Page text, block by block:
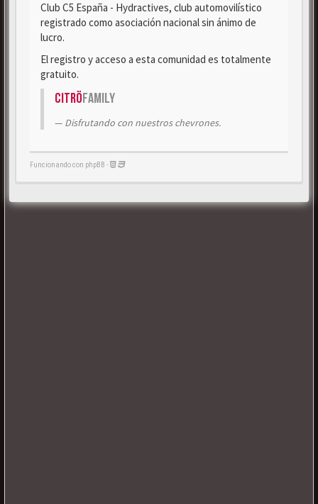
Club C5 España - Hydractives, club automovilístico
registrado como asociación nacional sin ánimo de
lucro.
El registro y acceso a esta comunidad es totalmente
gratuito.
CitröFamily
Disfrutando con nuestros chevrones.
Funcionando con phpBB -